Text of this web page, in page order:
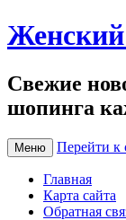
Женский
Свежие
шопинга
Меню Перейти к
Главная
Карта сайта
Обратная